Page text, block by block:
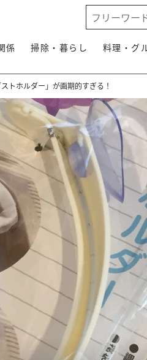
係 掃除・暮らし 料理・グ
トホルダー」が画期的すぎる！